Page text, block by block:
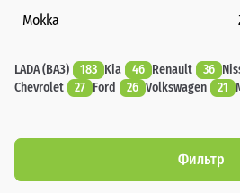
Mokka
LADA (ВАЗ) 183 Kia 46 Renault 36
Chevrolet
27 Ford 26 Volkswagen 21
Фильтр